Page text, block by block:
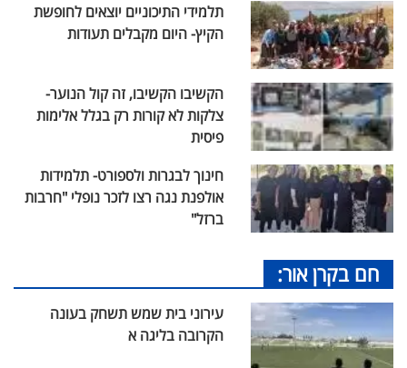
תלמידי התיכוניים יוצאים לחופשת
הקיץ- היום מקבלים תעודות
הקשיבו הקשיבו, זה קול הנוער-
צלקות לא קורות רק בגלל אלימות
פיסית
חינוך לבגרות ולספורט- תלמידות
אולפנת נגה רצו לזכר נופלי "חרבות
ברזל"
חם בקרן אור:
עירוני בית שמש תשחק בעונה
הקרובה בליגה א